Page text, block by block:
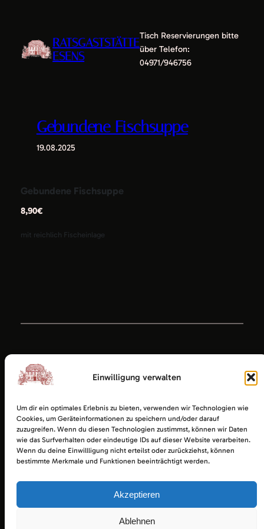
Einwilligung verwalten
Um dir ein optimales Erlebnis zu bieten, verwenden wir Technologien wie
Cookies, um Geräteinformationen zu speichern und/oder darauf
zuzugreifen. Wenn du diesen Technologien zustimmst, können wir Daten
wie das Surfverhalten oder eindeutige IDs auf dieser Website verarbeiten.
Wenn du deine Einwillligung nicht erteilst oder zurückziehst, können
bestimmte Merkmale und Funktionen beeinträchtigt werden.
Akzeptieren
Ablehnen
springen
RATSGASTSTÄTTE
ESENS
Tisch Reservierungen bitte
über Telefon:
04971/946756
Gebundene Fischsuppe
19.08.2025
Gebundene Fischsuppe
8,90€
mit reichlich Fischeinlage
Ratsgaststätte Esens Impressum|Datenschutz|Startseite